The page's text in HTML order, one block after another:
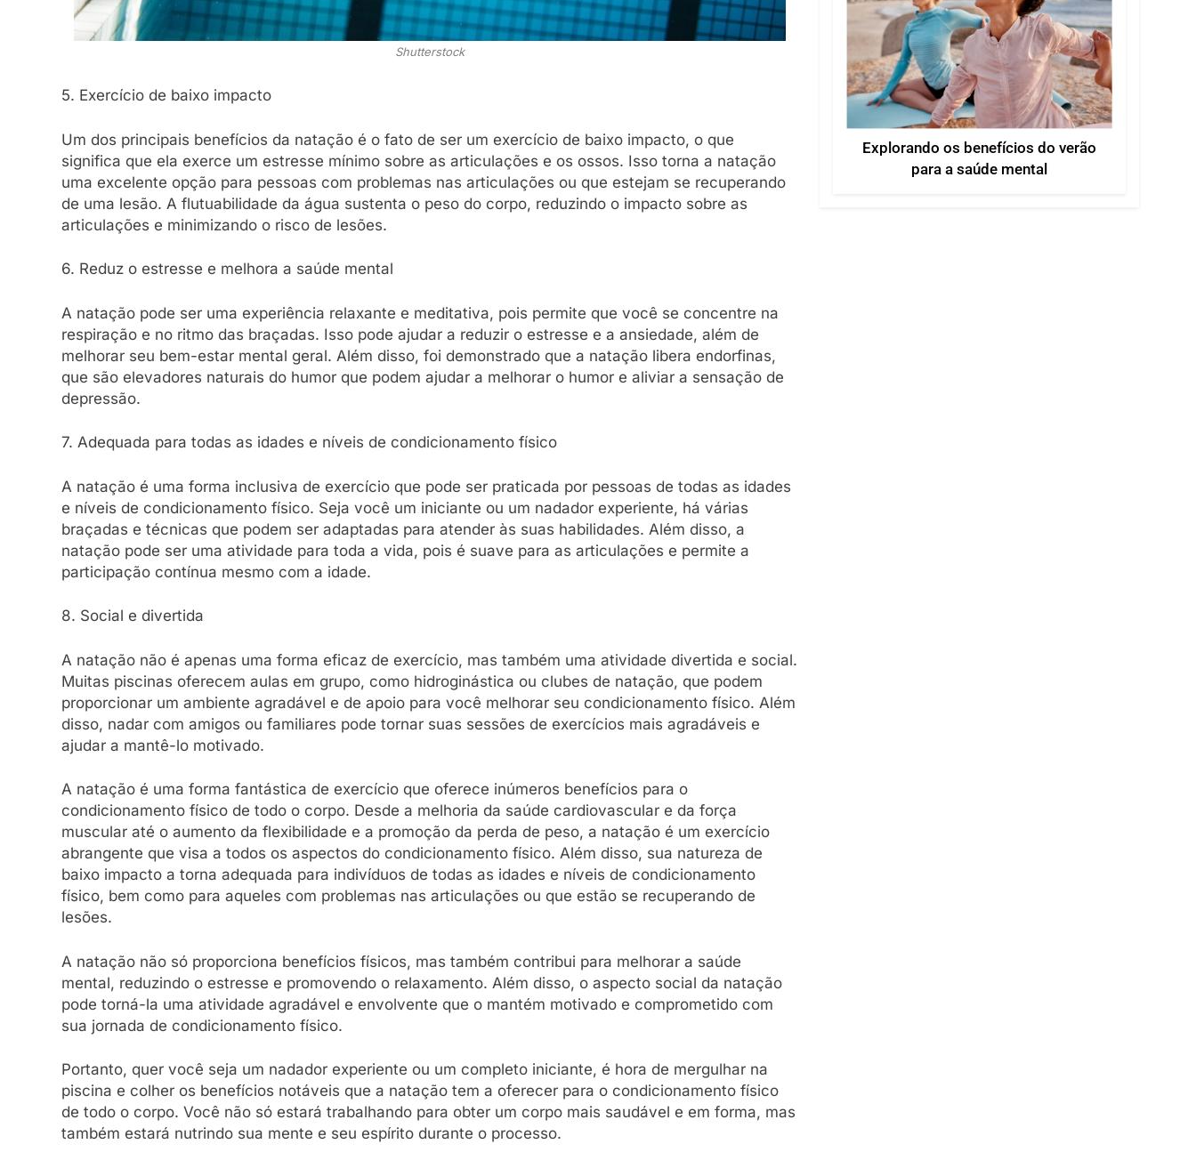
Shutterstock
5. Exercício de baixo impacto
Um dos principais benefícios da natação é o fato de ser um exercício de baixo impacto, o que
significa que ela exerce um estresse mínimo sobre as articulações e os ossos. Isso torna a natação
uma excelente opção para pessoas com problemas nas articulações ou que estejam se recuperando
de uma lesão. A flutuabilidade da água sustenta o peso do corpo, reduzindo o impacto sobre as
articulações e minimizando o risco de lesões.
6. Reduz o estresse e melhora a saúde mental
A natação pode ser uma experiência relaxante e meditativa, pois permite que você se concentre na
respiração e no ritmo das braçadas. Isso pode ajudar a reduzir o estresse e a ansiedade, além de
melhorar seu bem-estar mental geral. Além disso, foi demonstrado que a natação libera endorfinas,
que são elevadores naturais do humor que podem ajudar a melhorar o humor e aliviar a sensação de
depressão.
7. Adequada para todas as idades e níveis de condicionamento físico
A natação é uma forma inclusiva de exercício que pode ser praticada por pessoas de todas as idades
e níveis de condicionamento físico. Seja você um iniciante ou um nadador experiente, há várias
braçadas e técnicas que podem ser adaptadas para atender às suas habilidades. Além disso, a
natação pode ser uma atividade para toda a vida, pois é suave para as articulações e permite a
participação contínua mesmo com a idade.
8. Social e divertida
A natação não é apenas uma forma eficaz de exercício, mas também uma atividade divertida e social.
Muitas piscinas oferecem aulas em grupo, como hidroginástica ou clubes de natação, que podem
proporcionar um ambiente agradável e de apoio para você melhorar seu condicionamento físico. Além
disso, nadar com amigos ou familiares pode tornar suas sessões de exercícios mais agradáveis e
ajudar a mantê-lo motivado.
A natação é uma forma fantástica de exercício que oferece inúmeros benefícios para o
condicionamento físico de todo o corpo. Desde a melhoria da saúde cardiovascular e da força
muscular até o aumento da flexibilidade e a promoção da perda de peso, a natação é um exercício
abrangente que visa a todos os aspectos do condicionamento físico. Além disso, sua natureza de
baixo impacto a torna adequada para indivíduos de todas as idades e níveis de condicionamento
físico, bem como para aqueles com problemas nas articulações ou que estão se recuperando de
lesões.
A natação não só proporciona benefícios físicos, mas também contribui para melhorar a saúde
mental, reduzindo o estresse e promovendo o relaxamento. Além disso, o aspecto social da natação
pode torná-la uma atividade agradável e envolvente que o mantém motivado e comprometido com
sua jornada de condicionamento físico.
Portanto, quer você seja um nadador experiente ou um completo iniciante, é hora de mergulhar na
piscina e colher os benefícios notáveis que a natação tem a oferecer para o condicionamento físico
de todo o corpo. Você não só estará trabalhando para obter um corpo mais saudável e em forma, mas
também estará nutrindo sua mente e seu espírito durante o processo.
Explorando os benefícios do verão
para a saúde mental